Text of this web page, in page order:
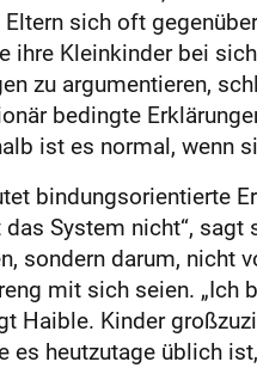
sich oft
ihre Kleinkinder bei
zu argumentieren,
bedingte
ist es normal, wenn
bindungsorientierte
System nicht“, sagt
sondern darum, nicht
mit sich seien. „Ich
Haible. Kinder
es heutzutage üblich